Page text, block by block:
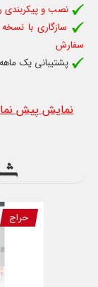
نصب و پیکربندی
سفارش
پشتیبانی یک ماهه
نمایش پیش
حراج